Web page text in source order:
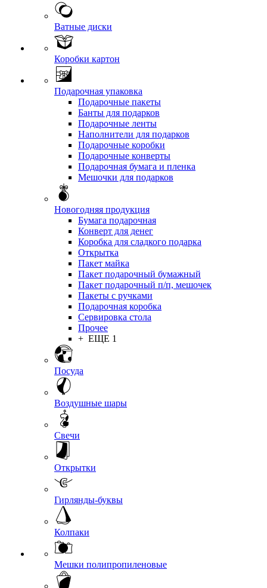
Ватные диски
Коробки картон
Подарочная упаковка
Подарочные пакеты
Банты для подарков
Подарочные ленты
Наполнители для подарков
Подарочные коробки
Подарочные конверты
Подарочная бумага и пленка
Мешочки для подарков
Новогодняя продукция
Бумага подарочная
Конверт для денег
Коробка для сладкого подарка
Открытка
Пакет майка
Пакет подарочный бумажный
Пакет подарочный п/п, мешочек
Пакеты с ручками
Подарочная коробка
Сервировка стола
Прочее
+ ЕЩЕ 1
Посуда
Воздушные шары
Свечи
Открытки
Гирлянды-буквы
Колпаки
Мешки полипропиленовые